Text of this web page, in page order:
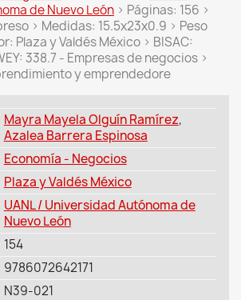
de Nuevo León > Páginas: 156 >
> Medidas: 15.5x23x0.9 > Peso
Plaza y Valdés México > BISAC:
338.7 - Empresas de negocios >
y emprendedore
Mayra Mayela Olguín Ramírez,
Azalea Barrera Espinosa
Economía - Negocios
Plaza y Valdés México
UANL / Universidad Autónoma de
Nuevo León
154
9786072642171
N39-021